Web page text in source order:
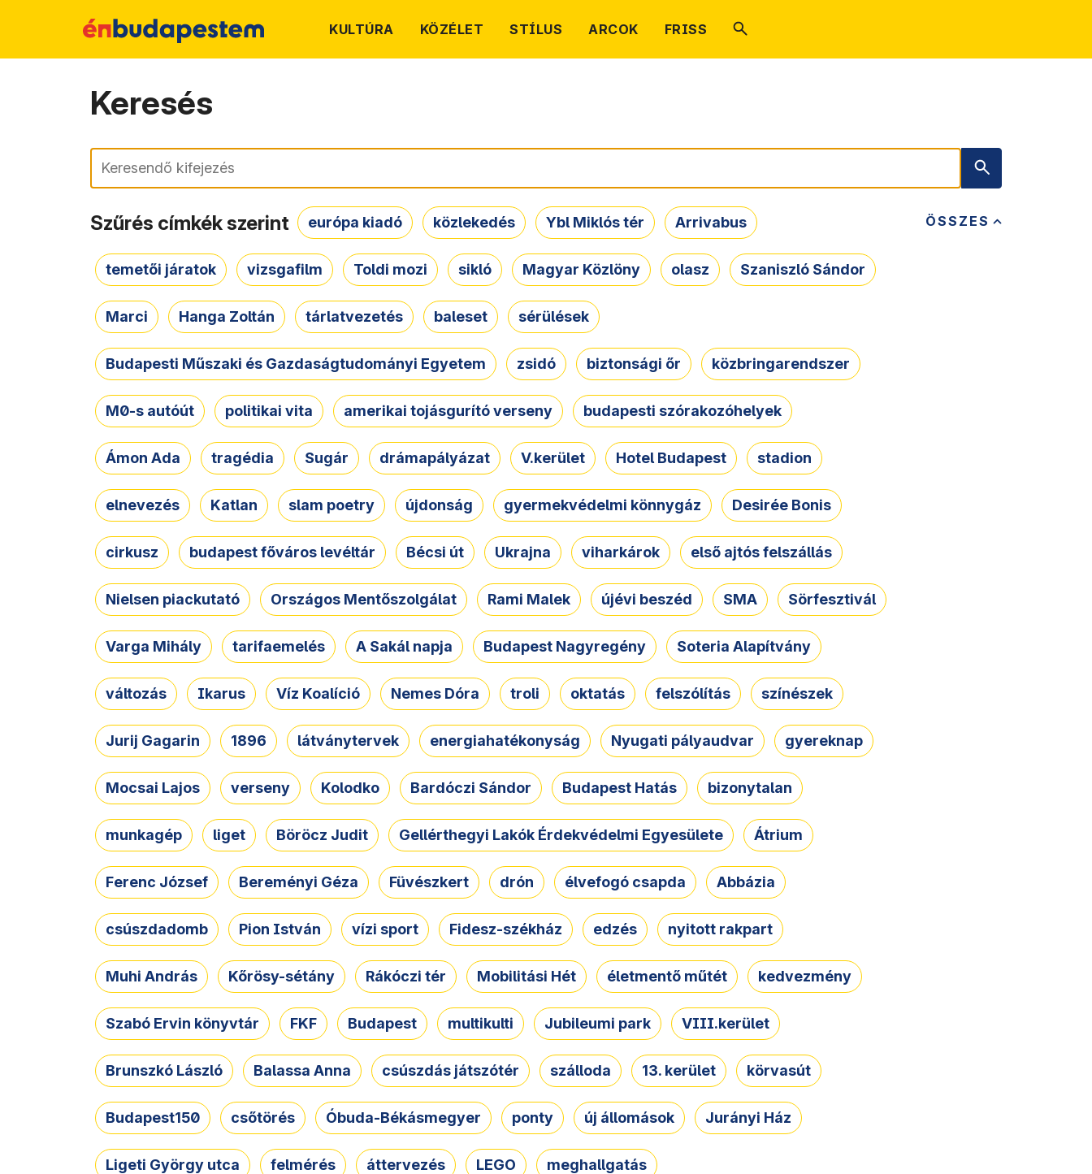
KULTÚRA KÖZÉLET STÍLUS ARCOK FRISS
Keresés
Keresés
ÖSSZES
Szűrés címkék szerint európa kiadó közlekedés Ybl Miklós tér Arrivabus
temetői járatok vizsgafilm Toldi mozi sikló Magyar Közlöny olasz Szaniszló Sándor
Marci Hanga Zoltán tárlatvezetés baleset sérülések
Budapesti Műszaki és Gazdaságtudományi Egyetem zsidó biztonsági őr közbringarendszer
M0-s autóút politikai vita amerikai tojásgurító verseny budapesti szórakozóhelyek
Ámon Ada tragédia Sugár drámapályázat V.kerület Hotel Budapest stadion
elnevezés Katlan slam poetry újdonság gyermekvédelmi könnygáz Desirée Bonis
cirkusz budapest főváros levéltár Bécsi út Ukrajna viharkárok első ajtós felszállás
Nielsen piackutató Országos Mentőszolgálat Rami Malek újévi beszéd SMA Sörfesztivál
Varga Mihály tarifaemelés A Sakál napja Budapest Nagyregény Soteria Alapítvány
változás Ikarus Víz Koalíció Nemes Dóra troli oktatás felszólítás színészek
Jurij Gagarin 1896 látványtervek energiahatékonyság Nyugati pályaudvar gyereknap
Mocsai Lajos verseny Kolodko Bardóczi Sándor Budapest Hatás bizonytalan
munkagép liget Böröcz Judit Gellérthegyi Lakók Érdekvédelmi Egyesülete Átrium
Ferenc József Bereményi Géza Füvészkert drón élvefogó csapda Abbázia
csúszdadomb Pion István vízi sport Fidesz-székház edzés nyitott rakpart
Muhi András Kőrösy-sétány Rákóczi tér Mobilitási Hét életmentő műtét kedvezmény
Szabó Ervin könyvtár FKF Budapest multikulti Jubileumi park VIII.kerület
Brunszkó László Balassa Anna csúszdás játszótér szálloda 13. kerület körvasút
Budapest150 csőtörés Óbuda-Békásmegyer ponty új állomások Jurányi Ház
Ligeti György utca felmérés áttervezés LEGO meghallgatás